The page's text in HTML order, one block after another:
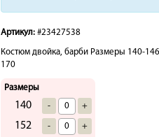
Артикул: #23427538
Костюм двойка, барби Размеры 140-
170
Размеры
140 - +
152 - +